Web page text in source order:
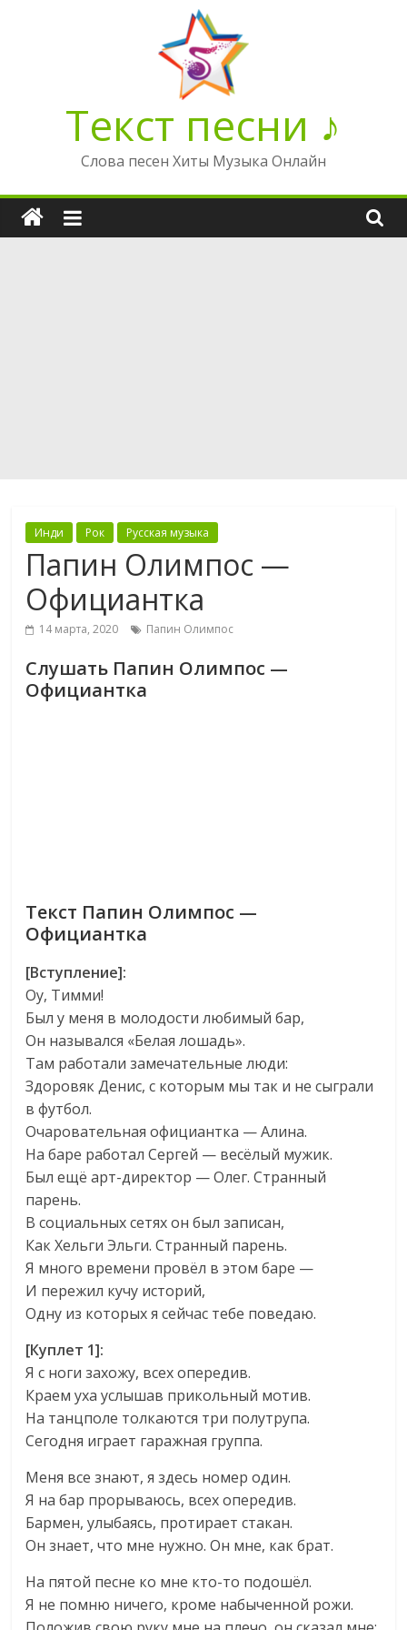
Текст песни ♪
Слова песен Хиты Музыка Онлайн
Инди Рок Русская музыка
Папин Олимпос —
Официантка
14 марта, 2020 Папин Олимпос
Слушать Папин Олимпос —
Официантка
Текст Папин Олимпос —
Официантка
[Вступление]:
Оу, Тимми!
Был у меня в молодости любимый бар,
Он назывался «Белая лошадь».
Там работали замечательные люди:
Здоровяк Денис, с которым мы так и не сыграли
в футбол.
Очаровательная официантка — Алина.
На баре работал Сергей — весёлый мужик.
Был ещё арт-директор — Олег. Странный
парень.
В социальных сетях он был записан,
Как Хельги Эльги. Странный парень.
Я много времени провёл в этом баре —
И пережил кучу историй,
Одну из которых я сейчас тебе поведаю.
[Куплет 1]:
Я с ноги захожу, всех опередив.
Краем уха услышав прикольный мотив.
На танцполе толкаются три полутрупа.
Сегодня играет гаражная группа.
Меня все знают, я здесь номер один.
Я на бар прорываюсь, всех опередив.
Бармен, улыбаясь, протирает стакан.
Он знает, что мне нужно. Он мне, как брат.
На пятой песне ко мне кто-то подошёл.
Я не помню ничего, кроме набыченной рожи.